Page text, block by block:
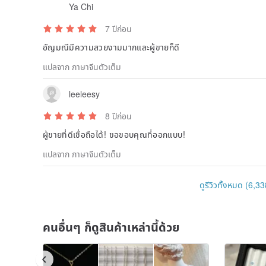
Ya Chi
7 ปีก่อน
อัญมณีมีความสวยงามมากและผู้ขายก็ดี
แปลจาก ภาษาจีนตัวเต็ม
leeleesy
8 ปีก่อน
ผู้ขายที่ดีเชื่อถือได้! ขอขอบคุณที่ออกแบบ!
แปลจาก ภาษาจีนตัวเต็ม
ดูรีวิวทั้งหมด
คนอื่นๆ ก็ดูสินค้าเหล่านี้ด้วย